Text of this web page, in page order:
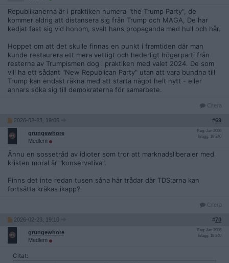
Republikanerna är i praktiken numera "the Trump Party", de
kommer aldrig att distansera sig från Trump och MAGA, De har
kedjat fast sig vid honom, svalt hans propaganda med hull och hår.
Hoppet om att det skulle finnas en punkt i framtiden där man
kunde restaurera ett mera vettigt och hederligt högerparti från
resterna av Trumpismen dog i praktiken med valet 2024. De som
vill ha ett sådant "New Republican Party" utan att vara bundna till
Trump kan endast räkna med att starta något helt nytt - eller
annars söka sig till demokraterna för samarbete.
Citera
2026-02-23, 19:05 #69
grungewhore
Medlem
Reg: Jan 2006
Inlägg: 18 240
Ännu en sossetråd av idioter som tror att marknadsliberaler med
kristen moral är "konservativa".
Finns det inte redan tusen såna här trådar där TDS:arna kan
fortsätta kräkas ikapp?
Citera
2026-02-23, 19:10 #70
grungewhore
Medlem
Reg: Jan 2006
Inlägg: 18 240
Citat: